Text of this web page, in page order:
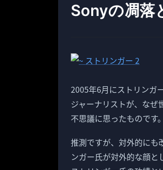
Sonyの凋落
2005年6月にストリンガ
ジャーナリストが、なぜ
不思議に思ったものです。
推測ですが、対外的にも
ンガー氏が対外的な顔と